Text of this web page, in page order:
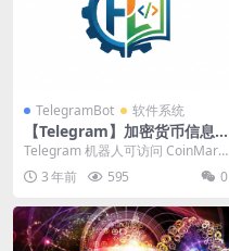
TelegramBot 软件系统
【Telegram】加密货币信息
查询Bot
Telegram 机器人可访问 CoinMark
etCap API 和 Bina...
3 年前 595 0